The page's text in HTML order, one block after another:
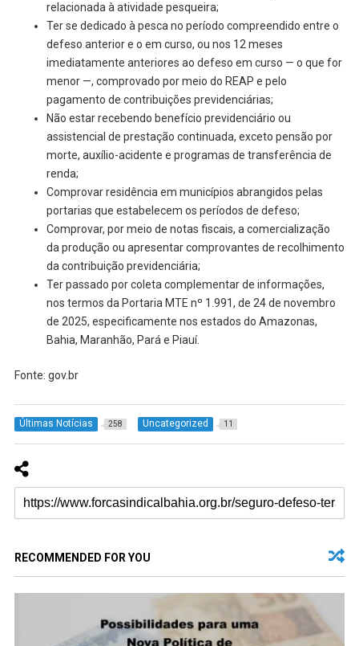
relacionada à atividade pesqueira;
Ter se dedicado à pesca no período compreendido entre o
defeso anterior e o em curso, ou nos 12 meses
imediatamente anteriores ao defeso em curso — o que for
menor —, comprovado por meio do REAP e pelo
pagamento de contribuições previdenciárias;
Não estar recebendo benefício previdenciário ou
assistencial de prestação continuada, exceto pensão por
morte, auxílio-acidente e programas de transferência de
renda;
Comprovar residência em municípios abrangidos pelas
portarias que estabelecem os períodos de defeso;
Comprovar, por meio de notas fiscais, a comercialização
da produção ou apresentar comprovantes de recolhimento
da contribuição previdenciária;
Ter passado por coleta complementar de informações,
nos termos da Portaria MTE nº 1.991, de 24 de novembro
de 2025, especificamente nos estados do Amazonas,
Bahia, Maranhão, Pará e Piauí.
Fonte: gov.br
Últimas Notícias 258 Uncategorized 11
RECOMMENDED FOR YOU